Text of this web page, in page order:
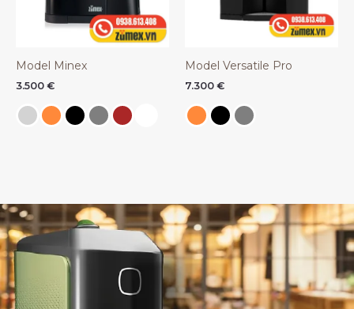
Model Minex
3.500 €
Model Versatile Pro
7.300 €